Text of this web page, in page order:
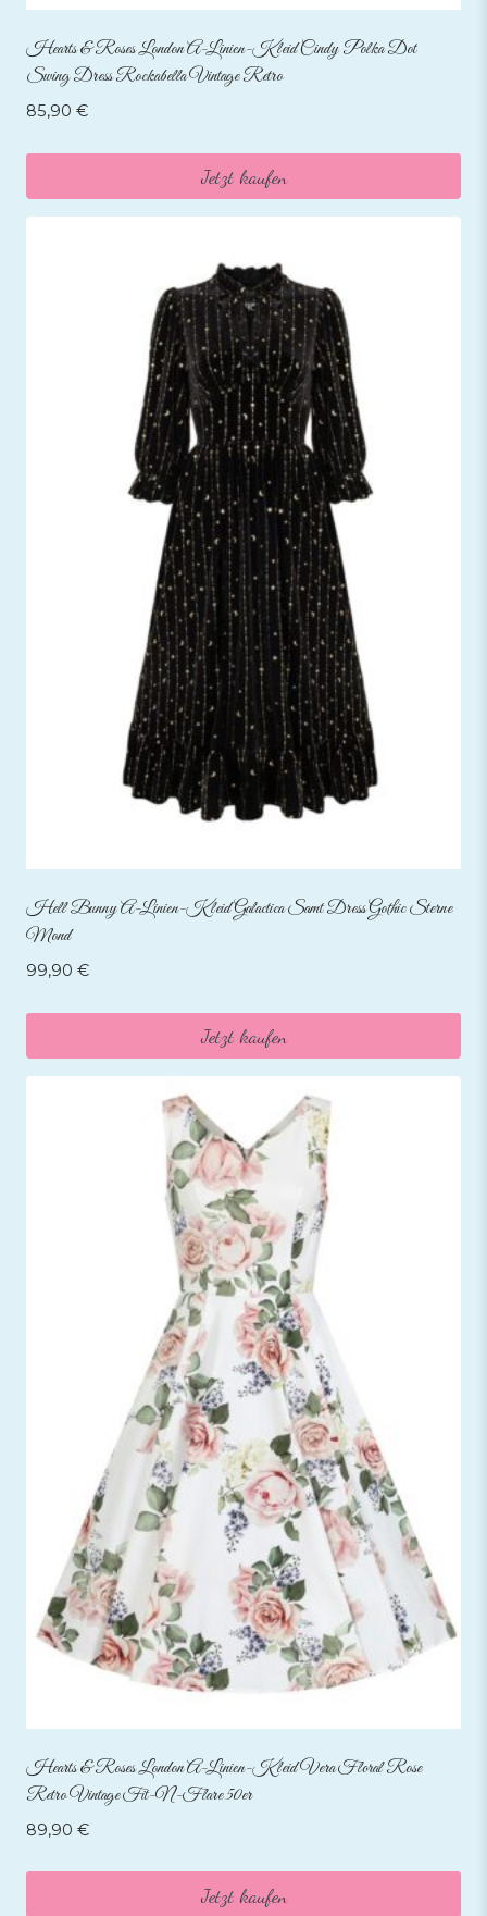
Hearts & Roses London A-Linien-Kleid Cindy Polka Dot
Swing Dress Rockabella Vintage Retro
85,90 €
Jetzt kaufen
Hell Bunny A-Linien-Kleid Galactica Samt Dress Gothic Sterne
Mond
99,90 €
Jetzt kaufen
Hearts & Roses London A-Linien-Kleid Vera Floral Rose
Retro Vintage Fit-N-Flare 50er
89,90 €
Jetzt kaufen